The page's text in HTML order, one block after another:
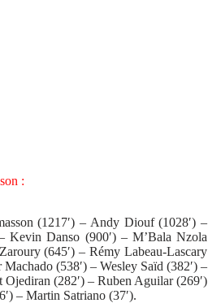
:
(1217′) – Andy Diouf (1028′) –
Kevin Danso (900′) – M’Bala Nzola
(645′) – Rémy Labeau-Lascary
(538′) – Wesley Saïd (382′) –
(282′) – Ruben Aguilar (269′)
– Martin Satriano (37′).